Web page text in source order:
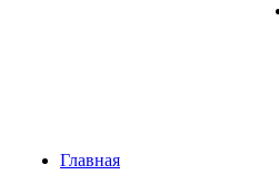
Главная